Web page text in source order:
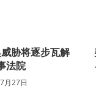
胁将逐步瓦解
法院
月27日